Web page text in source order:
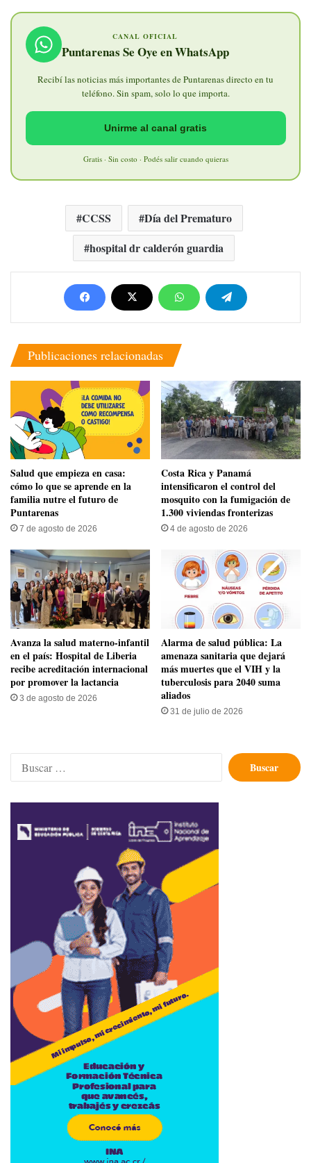
CANAL OFICIAL
Puntarenas Se Oye en WhatsApp
Recibí las noticias más importantes de Puntarenas directo en tu
teléfono. Sin spam, solo lo que importa.
Unirme al canal gratis
Gratis · Sin costo · Podés salir cuando quieras
CCSS
Día del Prematuro
hospital dr calderón guardia
Publicaciones relacionadas
Salud que empieza en casa:
cómo lo que se aprende en la
familia nutre el futuro de
Puntarenas
7 de agosto de 2026
Costa Rica y Panamá
intensificaron el control del
mosquito con la fumigación de
1.300 viviendas fronterizas
4 de agosto de 2026
Avanza la salud materno-infantil
en el país: Hospital de Liberia
recibe acreditación internacional
por promover la lactancia
3 de agosto de 2026
​Alarma de salud pública: La
amenaza sanitaria que dejará
más muertes que el VIH y la
tuberculosis para 2040 suma
aliados
31 de julio de 2026
Buscar: